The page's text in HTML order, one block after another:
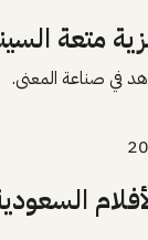
متعة
في صناعة المعنى.